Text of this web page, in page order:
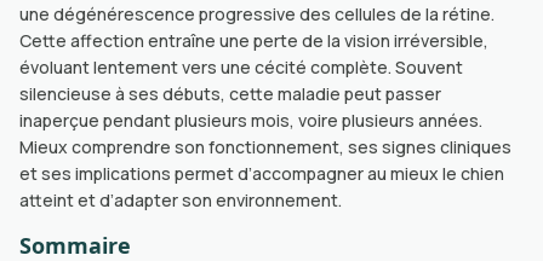
une dégénérescence progressive des cellules de la rétine.
Cette affection entraîne une perte de la vision irréversible,
évoluant lentement vers une cécité complète. Souvent
silencieuse à ses débuts, cette maladie peut passer
inaperçue pendant plusieurs mois, voire plusieurs années.
Mieux comprendre son fonctionnement, ses signes cliniques
et ses implications permet d’accompagner au mieux le chien
atteint et d’adapter son environnement.
Sommaire